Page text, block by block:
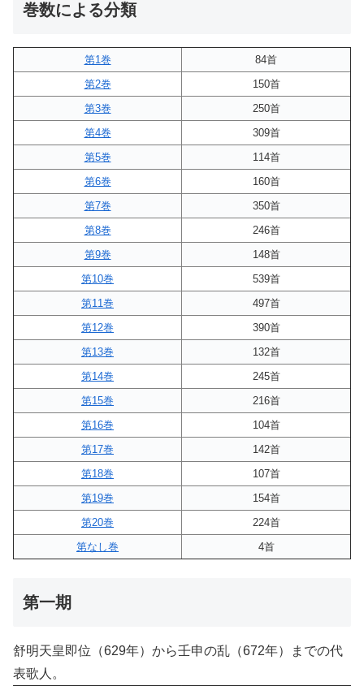
巻数による分類
第1巻
84首
第2巻
150首
第3巻
250首
第4巻
309首
第5巻
114首
第6巻
160首
第7巻
350首
第8巻
246首
第9巻
148首
第10巻
539首
第11巻
497首
第12巻
390首
第13巻
132首
第14巻
245首
第15巻
216首
第16巻
104首
第17巻
142首
第18巻
107首
第19巻
154首
第20巻
224首
第なし巻
4首
第一期
舒明天皇即位（629年）から壬申の乱（672年）までの代
表歌人。